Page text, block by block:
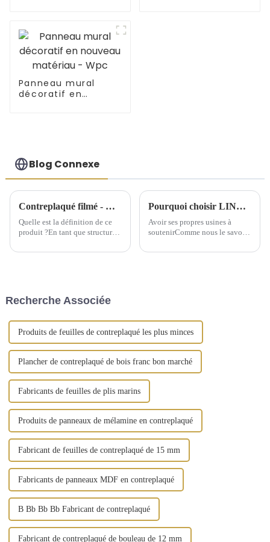
Panneau mural
décoratif en
Blog Connexe
Contreplaqué filmé - Quel est ce produit ?
Quelle est la définition de ce
produit ?En tant que structure
contreplaqué filmé offre une
comme un...
Pourquoi choisir LINYI JIUHENG comme partenaire ?
Avoir ses propres usines à
soutenirComme nous le savons
commerce extérieur, les
Recherche Associée
Produits de feuilles de contreplaqué les plus minces
Plancher de contreplaqué de bois franc bon marché
Fabricants de feuilles de plis marins
Produits de panneaux de mélamine en contreplaqué
Fabricant de feuilles de contreplaqué de 15 mm
Fabricants de panneaux MDF en contreplaqué
B Bb Bb Bb Fabricant de contreplaqué
Fabricant de contreplaqué de bouleau de 12 mm